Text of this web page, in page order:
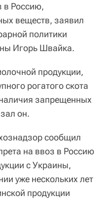
в Россию,
веществ, заявил
политики
Игорь Швайка.
продукции,
рогатого скота
запрещенных
он.
сообщил
на ввоз в Россию
с Украины,
уже нескольких лет
продукции